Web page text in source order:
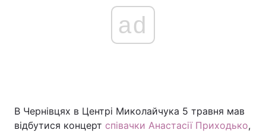
Головна Війна
ad
В Чернівцях в Центрі Миколайчука 5 травня мав
відбутися концерт співачки Анастасії Приходько,